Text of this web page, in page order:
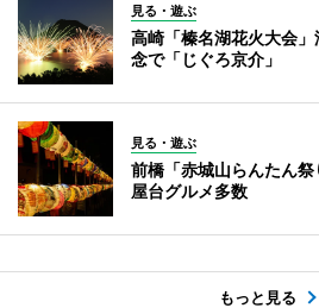
見る・遊ぶ
高崎「榛名湖花火大会
念で「じぐろ京介」
見る・遊ぶ
前橋「赤城山らんたん
屋台グルメ多数
もっと見る